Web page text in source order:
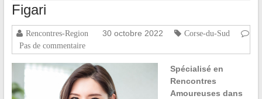
Figari
Rencontres-Region 30 octobre 2022
Corse-du-Sud
Pas de commentaire
Spécialisé en
Rencontres
Amoureuses dans